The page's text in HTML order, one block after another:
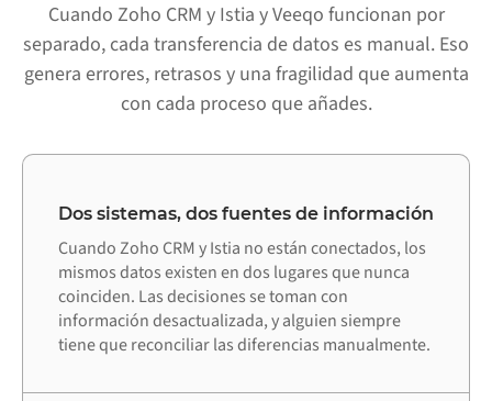
Cuando Zoho CRM y Istia y Veeqo funcionan por
separado, cada transferencia de datos es manual. Eso
genera errores, retrasos y una fragilidad que aumenta
con cada proceso que añades.
Dos sistemas, dos fuentes de información
Cuando Zoho CRM y Istia no están conectados, los
mismos datos existen en dos lugares que nunca
coinciden. Las decisiones se toman con
información desactualizada, y alguien siempre
tiene que reconciliar las diferencias manualmente.